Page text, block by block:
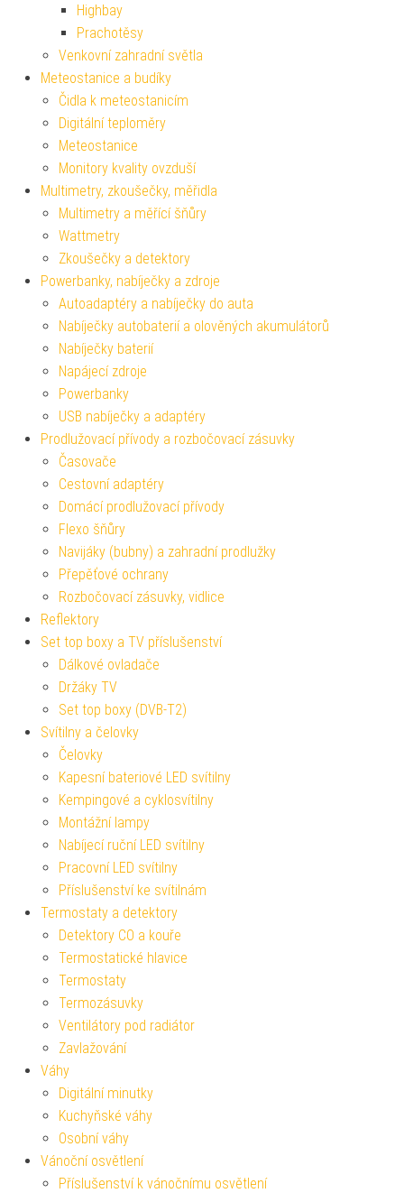
Highbay
Prachotěsy
Venkovní zahradní světla
Meteostanice a budíky
Čidla k meteostanicím
Digitální teploměry
Meteostanice
Monitory kvality ovzduší
Multimetry, zkoušečky, měřidla
Multimetry a měřící šňůry
Wattmetry
Zkoušečky a detektory
Powerbanky, nabíječky a zdroje
Autoadaptéry a nabíječky do auta
Nabíječky autobaterií a olověných akumulátorů
Nabíječky baterií
Napájecí zdroje
Powerbanky
USB nabíječky a adaptéry
Prodlužovací přívody a rozbočovací zásuvky
Časovače
Cestovní adaptéry
Domácí prodlužovací přívody
Flexo šňůry
Navijáky (bubny) a zahradní prodlužky
Přepěťové ochrany
Rozbočovací zásuvky, vidlice
Reflektory
Set top boxy a TV příslušenství
Dálkové ovladače
Držáky TV
Set top boxy (DVB-T2)
Svítilny a čelovky
Čelovky
Kapesní bateriové LED svítilny
Kempingové a cyklosvítilny
Montážní lampy
Nabíjecí ruční LED svítilny
Pracovní LED svítilny
Příslušenství ke svítilnám
Termostaty a detektory
Detektory CO a kouře
Termostatické hlavice
Termostaty
Termozásuvky
Ventilátory pod radiátor
Zavlažování
Váhy
Digitální minutky
Kuchyňské váhy
Osobní váhy
Vánoční osvětlení
Příslušenství k vánočnímu osvětlení